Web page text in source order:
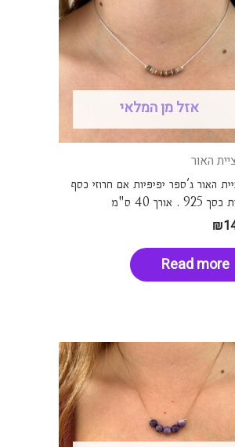
אזל מן המלאי
האור
האור ג'ספר יפיפיות אם חרוזי כסף
. אורך 40 ס"מ
₪
Read more